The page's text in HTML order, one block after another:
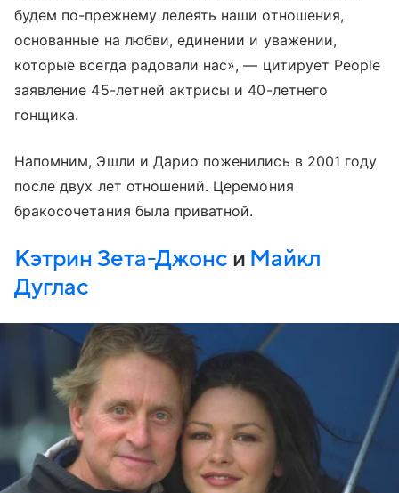
будем по-прежнему лелеять наши отношения,
основанные на любви, единении и уважении,
которые всегда радовали нас», — цитирует People
заявление 45-летней актрисы и 40-летнего
гонщика.
Напомним, Эшли и Дарио поженились в 2001 году
после двух лет отношений. Церемония
бракосочетания была приватной.
Кэтрин Зета-Джонс и Майкл
Дуглас